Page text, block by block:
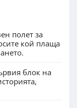
полет за
кой плаща
блок на